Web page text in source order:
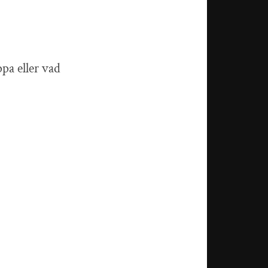
eller vad